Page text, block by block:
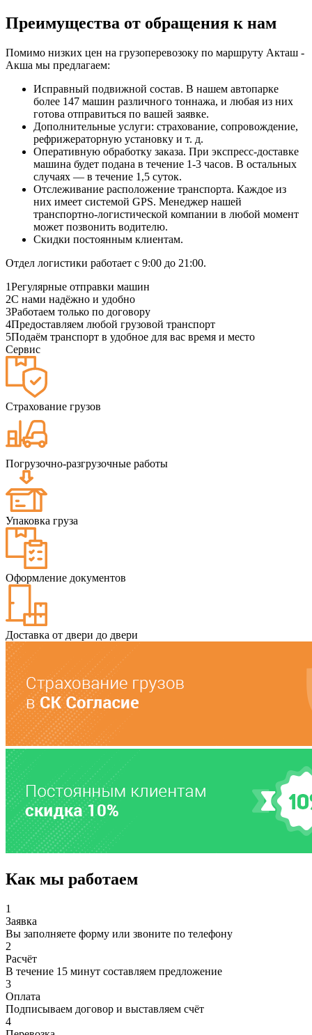
Преимущества от обращения к нам
Помимо низких цен на грузоперевозоку по маршруту Акташ -
Акша мы предлагаем:
Исправный подвижной состав. В нашем автопарке
более 147 машин различного тоннажа, и любая из них
готова отправиться по вашей заявке.
Дополнительные услуги: страхование, сопровождение,
рефрижераторную установку и т. д.
Оперативную обработку заказа. При экспресс-доставке
машина будет подана в течение 1-3 часов. В остальных
случаях — в течение 1,5 суток.
Отслеживание расположение транспорта. Каждое из
них имеет системой GPS. Менеджер нашей
транспортно-логистической компании в любой момент
может позвонить водителю.
Скидки постоянным клиентам.
Отдел логистики работает с 9:00 до 21:00.
1Регулярные отправки машин
2С нами надёжно и удобно
3Работаем только по договору
4Предоставляем любой грузовой транспорт
5Подаём транспорт в удобное для вас время и место
Сервис
Страхование грузов
Погрузочно-разгрузочные работы
Упаковка груза
Оформление документов
Доставка от двери до двери
Как мы работаем
1
Заявка
Вы заполняете форму или звоните по телефону
2
Расчёт
В течение 15 минут составляем предложение
3
Оплата
Подписываем договор и выставляем счёт
4